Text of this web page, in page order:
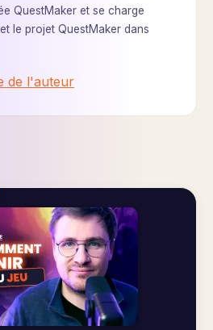
QuestMaker et se charge
le projet QuestMaker dans
de l'auteur